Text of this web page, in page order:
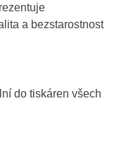
a bezstarostnost
do tiskáren všech